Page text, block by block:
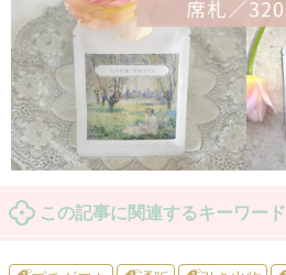
この記事に関連するキーワード